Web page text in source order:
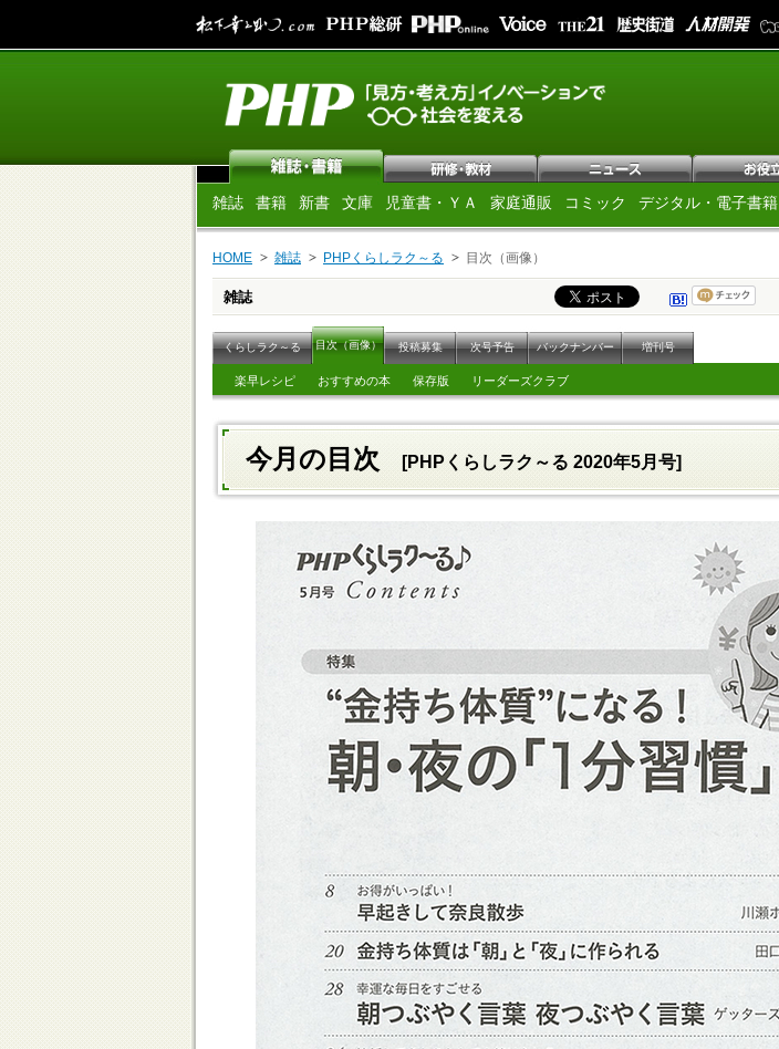
雑誌 書籍 新書 文庫 児童書・ＹＡ 家庭通販 コミック デジタル・電子書籍
HOME 雑誌 PHPくらしラク～る 目次（画像）
雑誌
くらしラク～る 目次（画像） 投稿募集 次号予告 バックナンバー 増刊号
楽早レシピ おすすめの本 保存版 リーダーズクラブ
今月の目次 [PHPくらしラク～る 2020年5月号]